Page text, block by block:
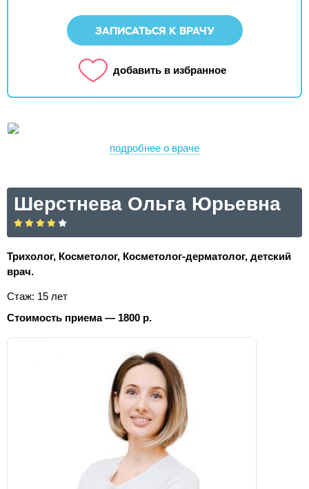
ЗАПИСАТЬСЯ К ВРАЧУ
добавить в избранное
подробнее о враче
Шерстнева Ольга Юрьевна
Трихолог, Косметолог, Косметолог-дерматолог, детский
врач.
Стаж: 15 лет
Стоимость приема — 1800 р.